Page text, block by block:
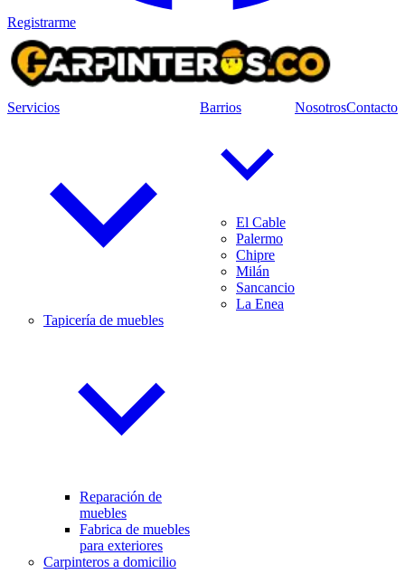
Registrarme
Servicios
Tapicería de muebles
Reparación de
muebles
Fabrica de muebles
para exteriores
Carpinteros a domicilio
Barrios
El Cable
Palermo
Chipre
Milán
Sancancio
La Enea
NosotrosContacto